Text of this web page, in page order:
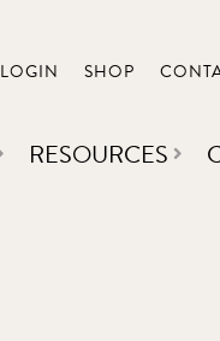
LOGIN SHOP
RESOURCES